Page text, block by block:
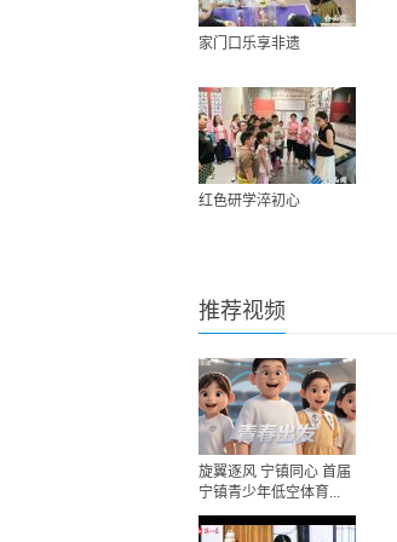
家门口乐享非遗
红色研学淬初心
推荐视频
旋翼逐风 宁镇同心 首届
宁镇青少年低空体育...